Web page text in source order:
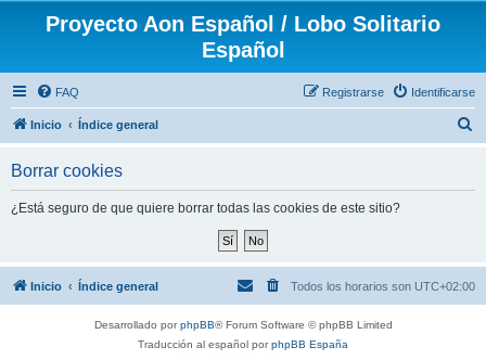
Proyecto Aon Español / Lobo Solitario
Español
FAQ Identificarse
Registrarse
Inicio Índice general
Borrar cookies
¿Está seguro de que quiere borrar todas las cookies de este sitio?
Inicio Índice general Todos los horarios son UTC+02:00
Desarrollado porphpBB® Forum Software © phpBB Limited
Traducción al español porphpBB España